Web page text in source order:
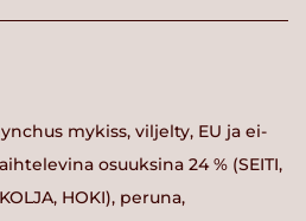
mykiss, viljelty, EU ja ei-
osuuksina 24 % (SEITI,
HOKI), peruna,